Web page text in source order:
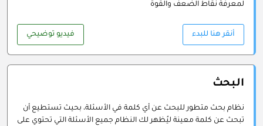
لمعرفة نقاط الضعف والقوة
أنقر هنا للبدء فيديو توضيحي
البحث
نظام بحث متطور للبحث عن أي كلمة في الأسئلة، بحيث تستطيع أن
تبحث عن كلمة معينة ليُظهر لك النظام جميع الأسئلة التي تحتوي على